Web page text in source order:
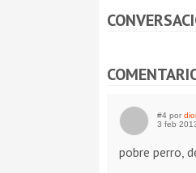
#4 por
3 feb
pobre perro,